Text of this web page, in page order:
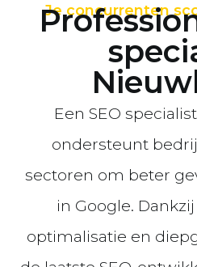
Je concurrenten
Een SEO
ondersteunt
sectoren om beter
in Google.
optimalisatie en